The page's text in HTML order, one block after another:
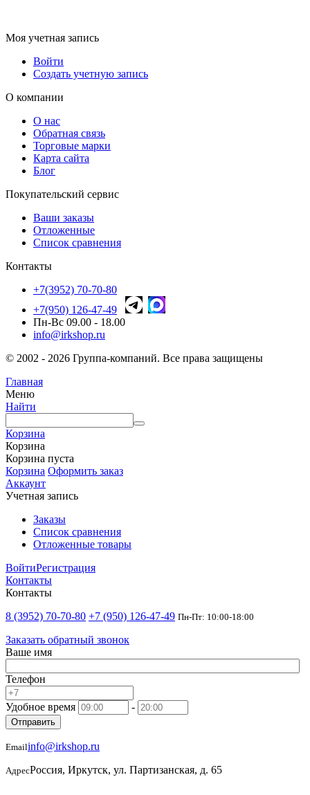
Моя учетная запись
Войти
Создать учетную запись
О компании
О нас
Обратная связь
Торговые марки
Карта сайта
Блог
Покупательский сервис
Ваши заказы
Отложенные
Список сравнения
Контакты
+7(3952) 70-70-80
+7(950) 126-47-49
Пн-Вс 09.00 - 18.00
info@irkshop.ru
© 2002 - 2026 Группа-компаний. Все права защищены
Главная
Меню
Найти
Корзина
Корзина
Корзина пуста
Корзина Оформить заказ
Аккаунт
Учетная запись
Заказы
Список сравнения
Отложенные товары
ВойтиРегистрация
Контакты
Контакты
8 (3952) 70-70-80 +7 (950) 126-47-49 Пн-Пт: 10:00-18:00
Заказать обратный звонок
Ваше имя
Телефон
Удобное время -
Отправить
Emailinfo@irkshop.ru
АдресРоссия, Иркутск, ул. Партизанская, д. 65